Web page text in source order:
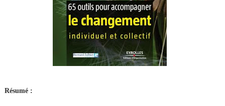
Résumé :